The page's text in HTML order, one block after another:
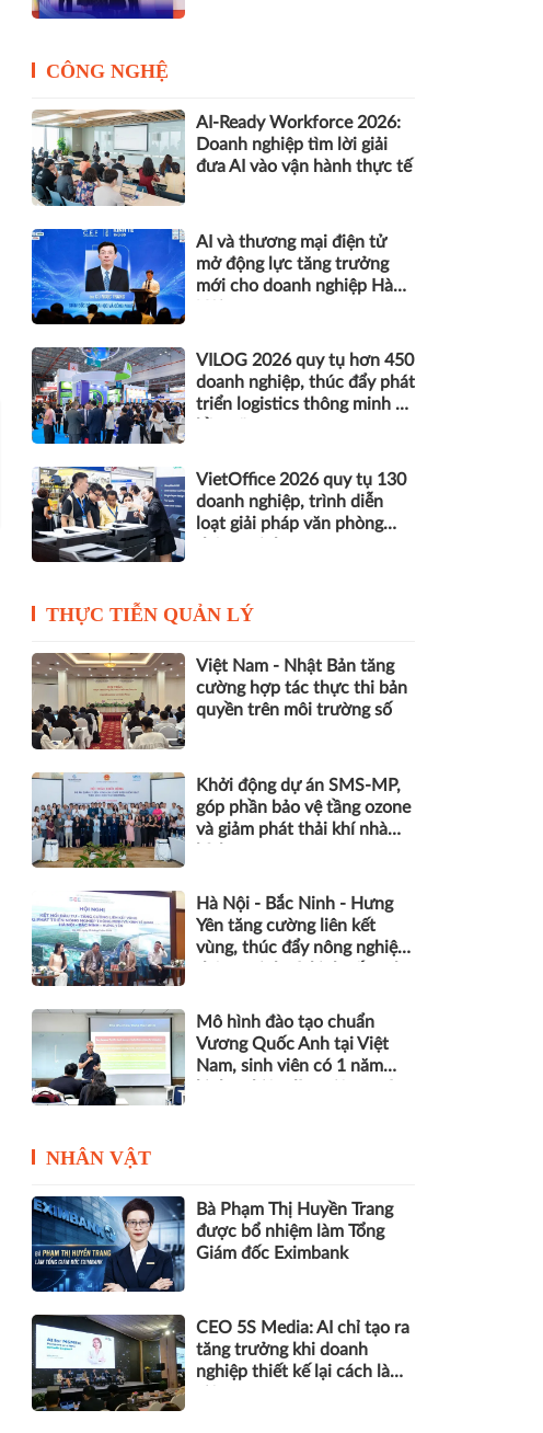
CÔNG NGHỆ
AI-Ready Workforce 2026:
Doanh nghiệp tìm lời giải
đưa AI vào vận hành thực tế
AI và thương mại điện tử
mở động lực tăng trưởng
mới cho doanh nghiệp Hà
VILOG 2026 quy tụ hơn 450
doanh nghiệp, thúc đẩy phát
triển logistics thông minh và
VietOffice 2026 quy tụ 130
doanh nghiệp, trình diễn
loạt giải pháp văn phòng
THỰC TIỄN QUẢN LÝ
Việt Nam - Nhật Bản tăng
cường hợp tác thực thi bản
quyền trên môi trường số
Khởi động dự án SMS-MP,
góp phần bảo vệ tầng ozone
và giảm phát thải khí nhà
Hà Nội - Bắc Ninh - Hưng
Yên tăng cường liên kết
vùng, thúc đẩy nông nghiệp
Mô hình đào tạo chuẩn
Vương Quốc Anh tại Việt
Nam, sinh viên có 1 năm
NHÂN VẬT
Bà Phạm Thị Huyền Trang
được bổ nhiệm làm Tổng
Giám đốc Eximbank
CEO 5S Media: AI chỉ tạo ra
tăng trưởng khi doanh
nghiệp thiết kế lại cách làm